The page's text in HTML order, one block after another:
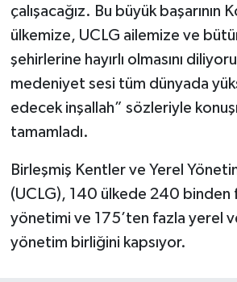
çalışacağız. Bu büyük başarının
ülkemize, UCLG ailemize ve
şehirlerine hayırlı olmasını
medeniyet sesi tüm dünyada
edecek inşallah” sözleriyle
tamamladı.
Birleşmiş Kentler ve Yerel
(UCLG), 140 ülkede 240 binden
yönetimi ve 175’ten fazla yerel
yönetim birliğini kapsıyor.